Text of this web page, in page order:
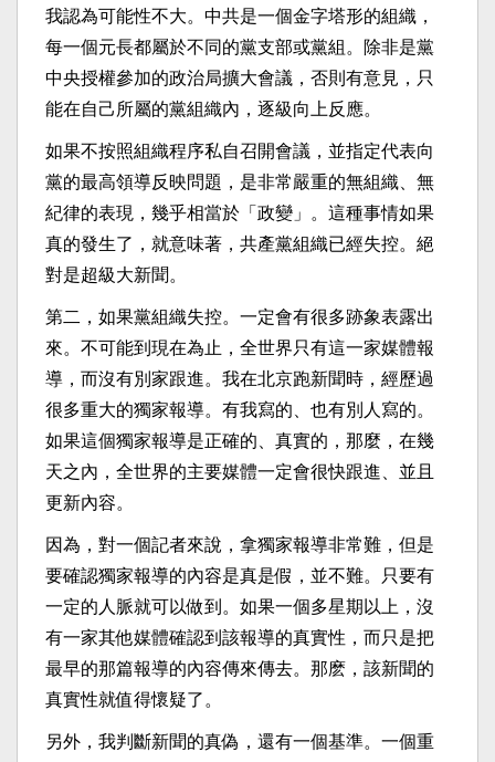
我認為可能性不大。中共是一個金字塔形的組織，
每一個元長都屬於不同的黨支部或黨組。除非是黨
中央授權參加的政治局擴大會議，否則有意見，只
能在自己所屬的黨組織內，逐級向上反應。
如果不按照組織程序私自召開會議，並指定代表向
黨的最高領導反映問題，是非常嚴重的無組織、無
紀律的表現，幾乎相當於「政變」。這種事情如果
真的發生了，就意味著，共產黨組織已經失控。絕
對是超級大新聞。
第二，如果黨組織失控。一定會有很多跡象表露出
來。不可能到現在為止，全世界只有這一家媒體報
導，而沒有別家跟進。我在北京跑新聞時，經歷過
很多重大的獨家報導。有我寫的、也有別人寫的。
如果這個獨家報導是正確的、真實的，那麼，在幾
天之內，全世界的主要媒體一定會很快跟進、並且
更新內容。
因為，對一個記者來說，拿獨家報導非常難，但是
要確認獨家報導的內容是真是假，並不難。只要有
一定的人脈就可以做到。如果一個多星期以上，沒
有一家其他媒體確認到該報導的真實性，而只是把
最早的那篇報導的內容傳來傳去。那麽，該新聞的
真實性就值得懷疑了。
另外，我判斷新聞的真偽，還有一個基準。一個重